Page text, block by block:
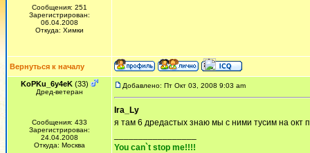
Сообщения: 251
Зарегистрирован:
06.04.2008
Откуда: Химки
Вернуться к началу
KoPKu_6y4eK (33)
Дред-ветеран
Сообщения: 433
Зарегистрирован:
24.04.2008
Откуда: Москва
Добавлено: Пт Окт 03, 2008 9:03 am
Ira_Ly
я там 6 дредастых знаю мы с ними тусим на окт
You can`t stop me!!!!